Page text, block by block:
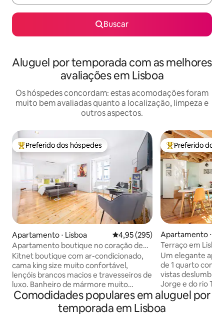
Buscar
Aluguel por temporada com as melhores
avaliações em Lisboa
Os hóspedes concordam: estas acomodações foram
muito bem avaliadas quanto a localização, limpeza e
outros aspectos.
Entre os melhores preferidos dos hóspedes
Preferido dos hóspedes
Apartamento ⋅ Lisboa 4,95 de uma avaliação média de
4,95 (295)
Apartamento boutique no coração de
Lisboa com ar condicionado
Kitnet boutique com ar-condicionado,
cama king size muito confortável,
lençóis brancos macios e travesseiros de
luxo. Banheiro de mármore muito
grande com toalhas de alta qualidade.
Cozinha totalmente equipada, lavadora
Entre os
Preferido dos
Apartamento ⋅
Terraço em
deslumbrante
Um elegante
de 1 quarto com
vistas
Jorge e do rio
coração de
Pombal, perto
Eduardo VII e da
Comodidades populares em aluguel por
temporada em Lisboa